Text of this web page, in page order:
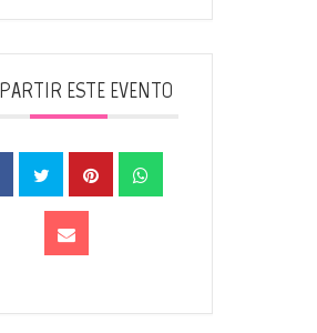
ESTE EVENTO